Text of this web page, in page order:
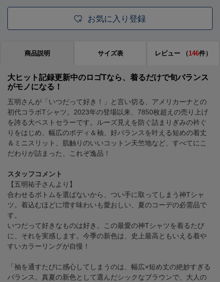
お気に入り登録
商品説明 サイズ表 レビュー （146件）
大ヒット記録更新中のロゴTなら、着るだけで旬バランス
がモノになる！
五明さんが「いつだって好き！」と言い切る、アメリカーナとの
初代コラボTシャツ。2023年の登場以来、7850枚超えの売り上げ
を誇る大ベストセラーです。ルーズ見えを防ぐ詰まりぎみの衿ぐ
りをはじめ、幅広のボディ＆袖、好バランスを叶える短めの着丈
＆ミニスリット、肌触りのいいコットン天竺地など、すべてにこ
だわりが詰まった、これぞ逸品！
スタッフコメント
【五明祐子さんより】
合わせるボトムを選ばないから、つい手に取ってしまう神Tシャ
ツ。着込むほどに増す味わいも愛おしい、夏のコーデの必需品で
す。
いつだって好きなものは好き。この最愛の神Tシャツを着るたび
に、それを実感します。今季の新色は、史上最高ともいえる着や
すいカラーリングが自慢！
「袖を通すたびに感心してしまうのは、幅広×短め丈の絶妙すぎる
バランス。真夏の新色として選んだシックなブラウンで、大人の